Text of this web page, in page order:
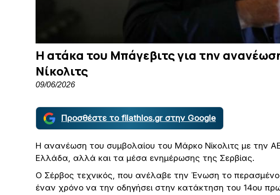
Η ατάκα του Μπάγεβιτς για την
Νίκολιτς
09/06/2026
Προσθέστε το filathlos.gr στην Google
Η ανανέωση του συμβολαίου του Μάρκο Νίκολιτς με την
Ελλάδα, αλλά και τα μέσα ενημέρωσης της Σερβίας.
Ο Σέρβος τεχνικός, που ανέλαβε την Ένωση το
έναν χρόνο να την οδηγήσει στην κατάκτηση του 14ου